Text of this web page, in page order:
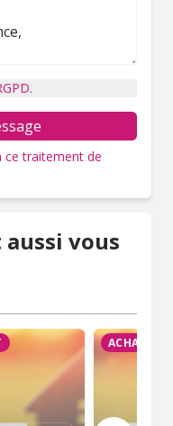
ce traitement de
vous
ACHAT